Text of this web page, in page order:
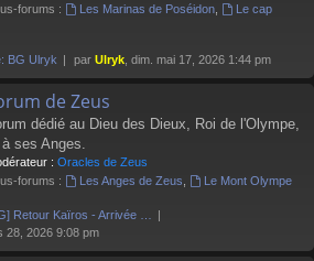
forums :
Les Marinas de Poséidon,
Le cap
BG Ulryk par Ulryk , dim. mai 17, 2026 1:44 pm
de Zeus
dédié au Dieu des Dieux, Roi de l'Olympe,
ses Anges.
: Oracles de Zeus
forums :
Les Anges de Zeus
Le Mont Olympe
Retour Kaïros - Arrivée …
28, 2026 9:08 pm